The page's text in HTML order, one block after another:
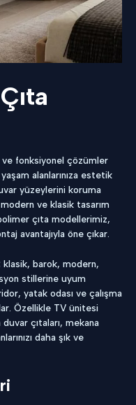
fonksiyonel çözümler
alanlarınıza estetik
yüzeylerini koruma
ve klasik tasarım
çıta modellerimiz,
avantajıyla öne çıkar.
barok, modern,
stillerine uyum
yatak odası ve çalışma
Özellikle TV ünitesi
çıtaları, mekana
daha şık ve